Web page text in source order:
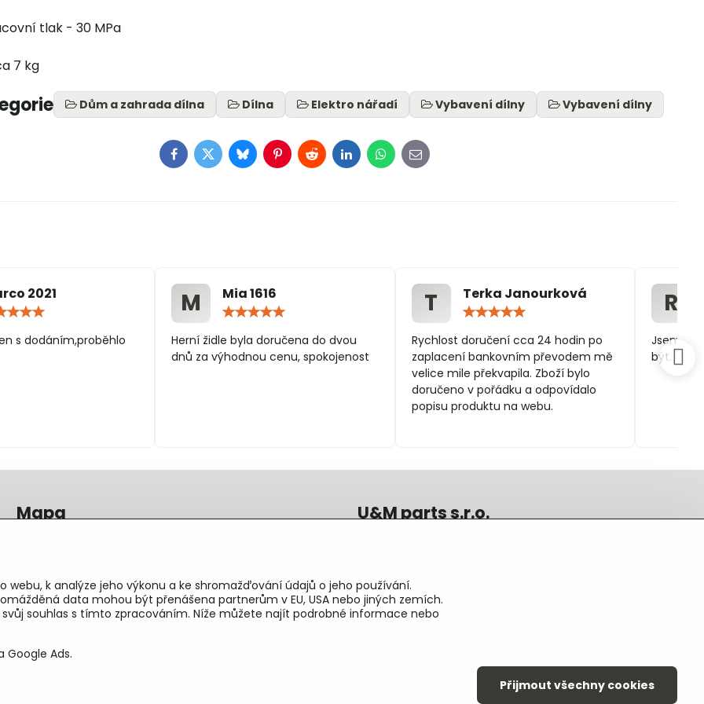
tlak - 30 MPa
7 kg
Dům a zahrada dílna Dílna Elektro nářadí Vybavení dílny Vybavení dílny
Facebook
TwitterBlueskyPinterest
RedditLinkedInWhatsApp
E-
mail
2021
/
5
s dodáním,proběhlo
M
Mia 1616
/
5
Herní židle byla doručena do dvou
dnů za výhodnou cenu, spokojenost
T
Terka Janourková
/
5
Rychlost doručení cca 24 hodin po
zaplacení bankovním převodem mě
velice mile překvapila. Zboží bylo
doručeno v pořádku a odpovídalo
popisu produktu na webu.
R
Jsem
být.
Mapa U&M parts s.r.o.
IČ 25930184
DIČ CZ25930184
ču.2500391705/2010
k analýze jeho výkonu a ke shromažďování údajů o jeho používání.
data mohou být přenášena partnerům v EU, USA nebo jiných zemích.
souhlas s tímto zpracováním. Níže můžete najít podrobné informace nebo
Google Ads.
Přijmout všechny cookies